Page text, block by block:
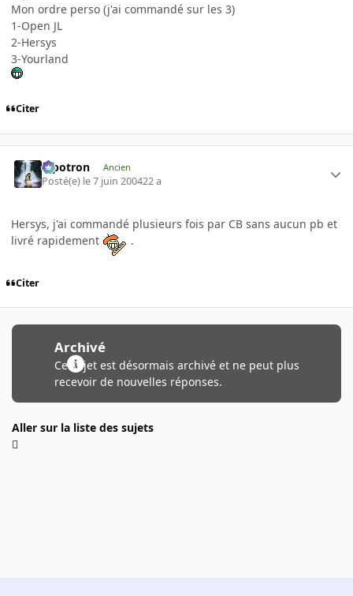
Mon ordre perso (j'ai commandé sur les 3)
1-Open JL
2-Hersys
3-Yourland
Citer
Pipotron Ancien
Posté(e) le 7 juin 200422 a
Hersys, j'ai commandé plusieurs fois par CB sans aucun pb et
livré rapidement
.
Citer
Archivé
Ce sujet est désormais archivé et ne peut plus
recevoir de nouvelles réponses.
Aller sur la liste des sujets